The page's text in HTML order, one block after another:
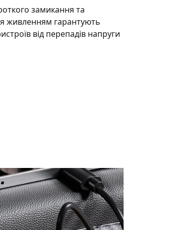
замикання та
живленням гарантують
від перепадів напруги